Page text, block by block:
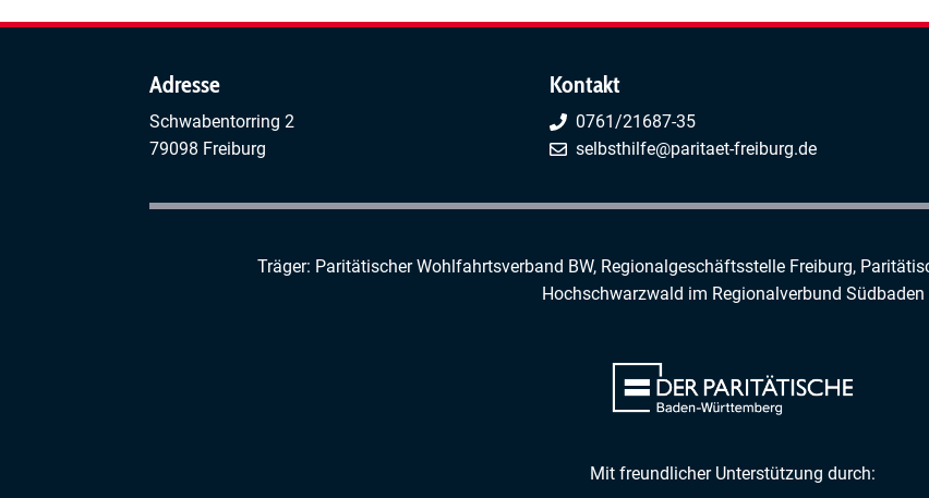
Adresse
Schwabentorring 2
79098 Freiburg
Kontakt
0761/21687-35
selbsthilfe@paritaet-freiburg.de
Träger: Paritätischer Wohlfahrtsverband BW, Regionalgeschäftsstelle Freiburg,
Hochschwarzwald im Regionalverbund Südbaden
Mit freundlicher Unterstützung durch: